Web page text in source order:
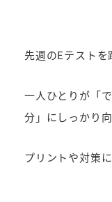
先週のEテストを
一人ひとりが「
分」にしっかり向
プリントや対策